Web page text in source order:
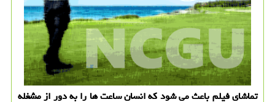
تماشای فیلم باعث می شود که انسان ساعت ها را به دور از مشغله